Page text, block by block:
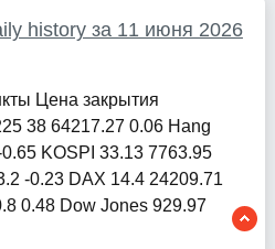
history за 11 июня 2026
Цена закрытия
38 64217.27 0.06 Hang
KOSPI 33.13 7763.95
-0.23 DAX 14.4 24209.71
0.48 Dow Jones 929.97